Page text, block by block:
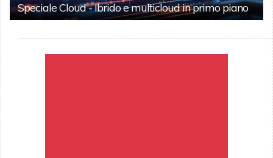
Speciale Cloud - Ibrido e multicloud in primo piano